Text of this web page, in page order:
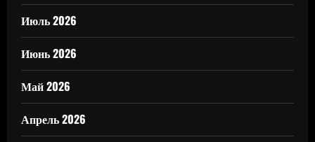
Июль 2026
Июнь 2026
Май 2026
Апрель 2026